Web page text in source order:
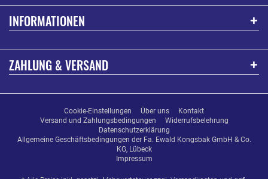
INFORMATIONEN
ZAHLUNG & VERSAND
Cookie-Einstellungen Über uns
Kontakt
Versand und Zahlungsbedingungen
Widerrufsbelehrung
Datenschutzerklärung
Allgemeine Geschäftsbedingungen der Fa. Ewald Kongsbak GmbH & Co.
KG, Lübeck
Impressum